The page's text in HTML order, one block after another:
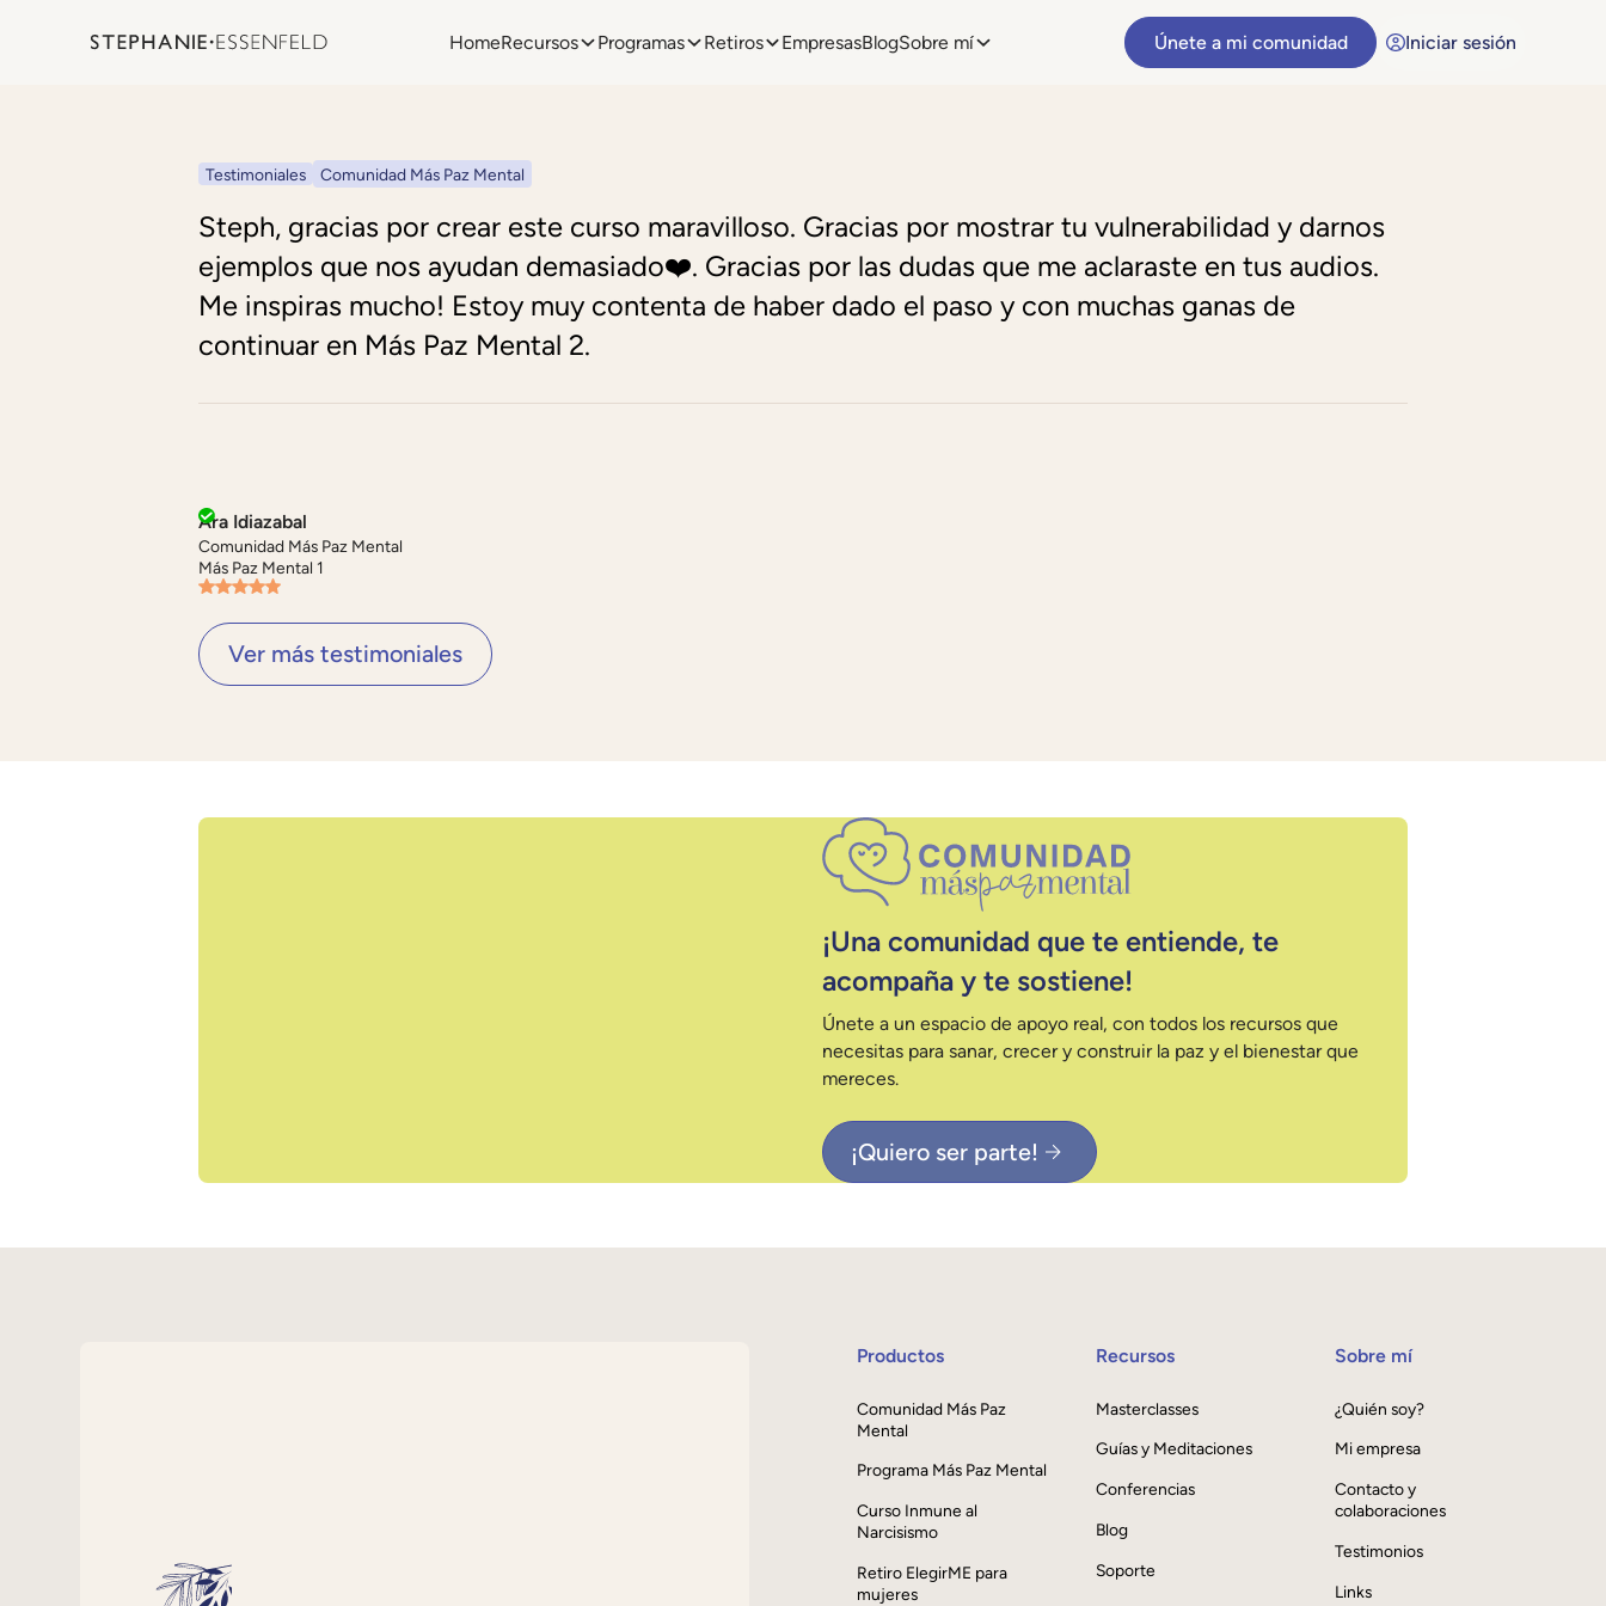
HomeRecursos Programas Retiros EmpresasBlogSobre mí Únete a mi comunidad Iniciar sesión
Testimoniales Comunidad Más Paz Mental
Steph, gracias por crear este curso maravilloso. Gracias por mostrar tu vulnerabilidad y darnos
ejemplos que nos ayudan demasiado❤️. Gracias por las dudas que me aclaraste en tus audios.
Me inspiras mucho! Estoy muy contenta de haber dado el paso y con muchas ganas de
continuar en Más Paz Mental 2.
Ara Idiazabal
Comunidad Más Paz Mental
Más Paz Mental 1
Ver más testimoniales
¡Una comunidad que te entiende, te
acompaña y te sostiene!
Únete a un espacio de apoyo real, con todos los recursos que
necesitas para sanar, crecer y construir la paz y el bienestar que
mereces.
¡Quiero ser parte!
Productos
Comunidad Más Paz
Mental
Programa Más Paz Mental
Curso Inmune al
Narcisismo
Retiro ElegirME para
mujeres
Recursos
Masterclasses
Guías y Meditaciones
Conferencias
Blog
Soporte
Sobre mí
¿Quién soy?
Mi empresa
Contacto y
colaboraciones
Testimonios
Links